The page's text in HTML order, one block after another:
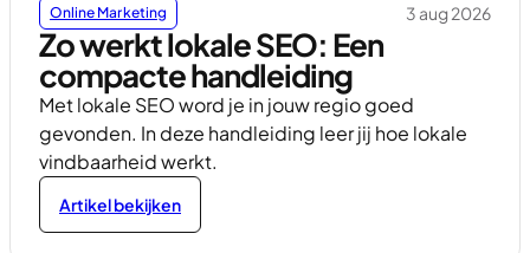
Online Marketing 3 aug 2026
Zo werkt lokale SEO: Een
compacte handleiding
Met lokale SEO word je in jouw regio goed
gevonden. In deze handleiding leer jij hoe lokale
vindbaarheid werkt.
Artikel bekijken